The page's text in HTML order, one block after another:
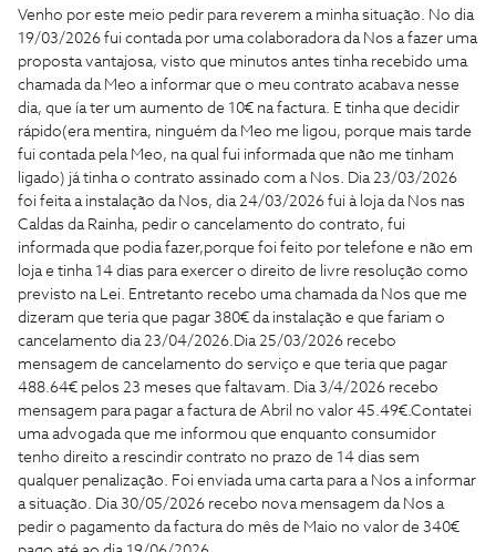
Venho por este meio pedir para reverem a minha situação. No dia
19/03/2026 fui contada por uma colaboradora da Nos a fazer uma
proposta vantajosa, visto que minutos antes tinha recebido uma
chamada da Meo a informar que o meu contrato acabava nesse
dia, que ía ter um aumento de 10€ na factura. E tinha que decidir
rápido(era mentira, ninguém da Meo me ligou, porque mais tarde
fui contada pela Meo, na qual fui informada que não me tinham
ligado) já tinha o contrato assinado com a Nos. Dia 23/03/2026
foi feita a instalação da Nos, dia 24/03/2026 fui à loja da Nos nas
Caldas da Rainha, pedir o cancelamento do contrato, fui
informada que podia fazer,porque foi feito por telefone e não em
loja e tinha 14 dias para exercer o direito de livre resolução como
previsto na Lei. Entretanto recebo uma chamada da Nos que me
dizeram que teria que pagar 380€ da instalação e que fariam o
cancelamento dia 23/04/2026.Dia 25/03/2026 recebo
mensagem de cancelamento do serviço e que teria que pagar
488.64€ pelos 23 meses que faltavam. Dia 3/4/2026 recebo
mensagem para pagar a factura de Abril no valor 45.49€.Contatei
uma advogada que me informou que enquanto consumidor
tenho direito a rescindir contrato no prazo de 14 dias sem
qualquer penalização. Foi enviada uma carta para a Nos a informar
a situação. Dia 30/05/2026 recebo nova mensagem da Nos a
pedir o pagamento da factura do mês de Maio no valor de 340€